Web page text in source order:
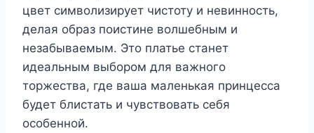
цвет символизирует чистоту и невинность,
делая образ поистине волшебным и
незабываемым. Это платье станет
идеальным выбором для важного
торжества, где ваша маленькая принцесса
будет блистать и чувствовать себя
особенной.